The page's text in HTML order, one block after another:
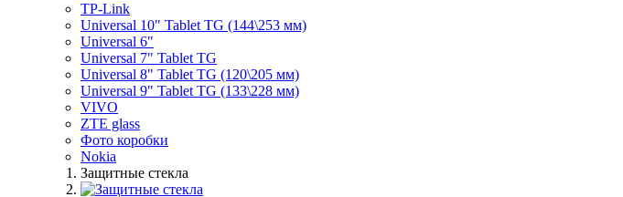
TP-Link
Universal 10" Tablet TG (144\253 мм)
Universal 6"
Universal 7" Tablet TG
Universal 8" Tablet TG (120\205 мм)
Universal 9" Tablet TG (133\228 мм)
VIVO
ZTE glass
Фото коробки
Nokia
Защитные стекла